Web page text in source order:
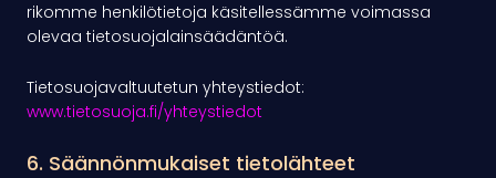
rikomme henkilötietoja käsitellessämme voimassa
olevaa tietosuojalainsäädäntöä.
Tietosuojavaltuutetun yhteystiedot:
www.tietosuoja.fi/yhteystiedot
6. Säännönmukaiset tietolähteet